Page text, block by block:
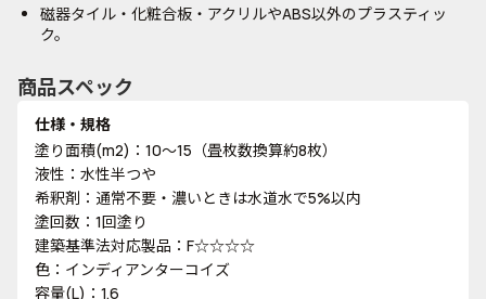
磁器タイル・化粧合板・アクリルやABS以外のプラスティッ
ク。
商品スペック
仕様・規格
塗り面積(m2)：10～15（畳枚数換算約8枚）
液性：水性半つや
希釈剤：通常不要・濃いときは水道水で5%以内
塗回数：1回塗り
建築基準法対応製品：F☆☆☆☆
色：インディアンターコイズ
容量(L)：1.6